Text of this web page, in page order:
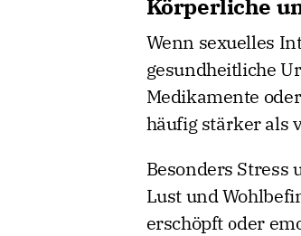
Körperliche
Wenn sexuelles
gesundheitliche
Medikamente
häufig stärker als
Besonders Stress
Lust und
erschöpft oder